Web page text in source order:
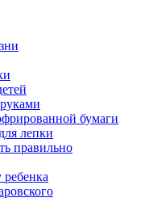
бумаги
лепки
правильно